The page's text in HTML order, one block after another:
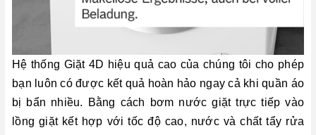
Hệ thống Giặt 4D hiệu quả cao của chúng tôi cho phép
bạn luôn có được kết quả hoàn hảo ngay cả khi quần áo
bị bẩn nhiều. Bằng cách bơm nước giặt trực tiếp vào
lồng giặt kết hợp với tốc độ cao, nước và chất tẩy rửa